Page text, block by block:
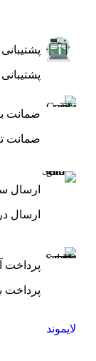
پرداخت
پرداخت
ارسال
ارسال
ضمانت
ضمانت تا
لایموند